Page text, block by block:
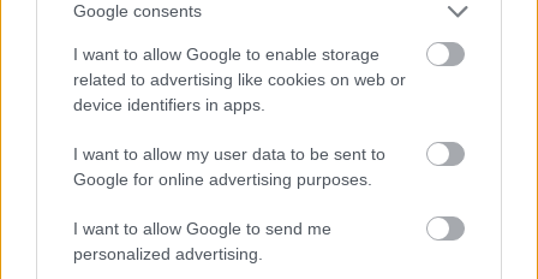
Google consents
I want to allow Google to enable storage
related to advertising like cookies on web or
device identifiers in apps.
I want to allow my user data to be sent to
Google for online advertising purposes.
I want to allow Google to send me
personalized advertising.